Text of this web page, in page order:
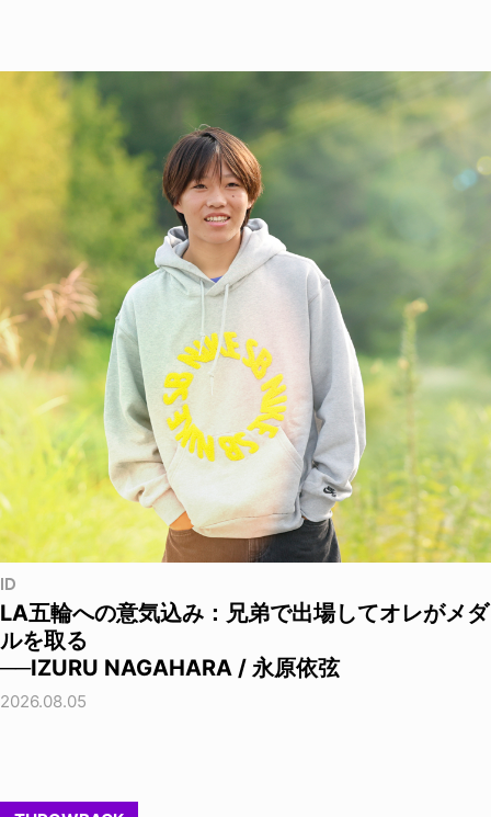
ID
LA五輪への意気込み：兄弟で出場してオレがメダ
ルを取る
──IZURU NAGAHARA / 永原依弦
2026.08.05